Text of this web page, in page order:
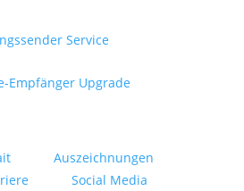
Service
Empfänger Upgrade
Auszeichnungen
Social Media